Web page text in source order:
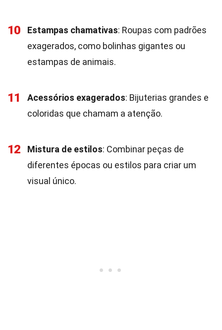
10 Estampas chamativas: Roupas com padrões
exagerados, como bolinhas gigantes ou
estampas de animais.
11 Acessórios exagerados: Bijuterias grandes e
coloridas que chamam a atenção.
12 Mistura de estilos: Combinar peças de
diferentes épocas ou estilos para criar um
visual único.